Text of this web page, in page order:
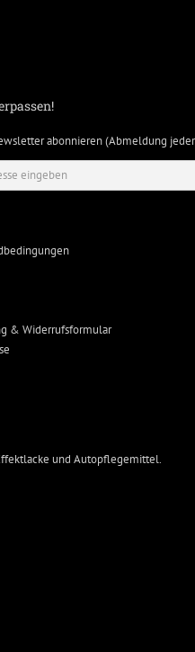
abonnieren (Abmeldung
& Widerrufsformular
und Autopflegemittel.